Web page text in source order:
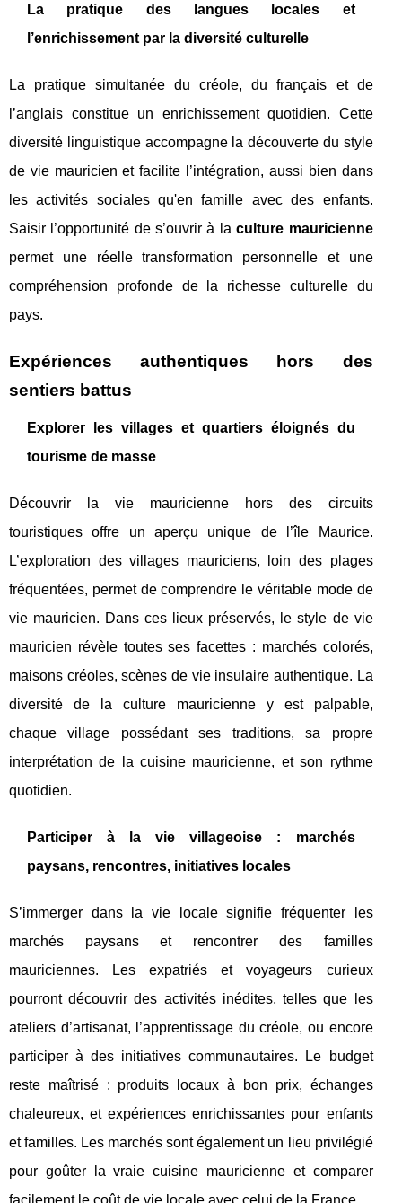
La pratique des langues locales et
l’enrichissement par la diversité culturelle
La pratique simultanée du créole, du français et de
l’anglais constitue un enrichissement quotidien. Cette
diversité linguistique accompagne la découverte du style
de vie mauricien et facilite l’intégration, aussi bien dans
les activités sociales qu'en famille avec des enfants.
Saisir l’opportunité de s’ouvrir à laculture mauricienne
permet une réelle transformation personnelle et une
compréhension profonde de la richesse culturelle du
pays.
Expériences authentiques hors des
sentiers battus
Explorer les villages et quartiers éloignés du
tourisme de masse
Découvrir la vie mauricienne hors des circuits
touristiques offre un aperçu unique de l’île Maurice.
L’exploration des villages mauriciens, loin des plages
fréquentées, permet de comprendre le véritable mode de
vie mauricien. Dans ces lieux préservés, le style de vie
mauricien révèle toutes ses facettes : marchés colorés,
maisons créoles, scènes de vie insulaire authentique. La
diversité de la culture mauricienne y est palpable,
chaque village possédant ses traditions, sa propre
interprétation de la cuisine mauricienne, et son rythme
quotidien.
Participer à la vie villageoise : marchés
paysans, rencontres, initiatives locales
S’immerger dans la vie locale signifie fréquenter les
marchés paysans et rencontrer des familles
mauriciennes. Les expatriés et voyageurs curieux
pourront découvrir des activités inédites, telles que les
ateliers d’artisanat, l’apprentissage du créole, ou encore
participer à des initiatives communautaires. Le budget
reste maîtrisé : produits locaux à bon prix, échanges
chaleureux, et expériences enrichissantes pour enfants
et familles. Les marchés sont également un lieu privilégié
pour goûter la vraie cuisine mauricienne et comparer
facilement le coût de vie locale avec celui de la France.